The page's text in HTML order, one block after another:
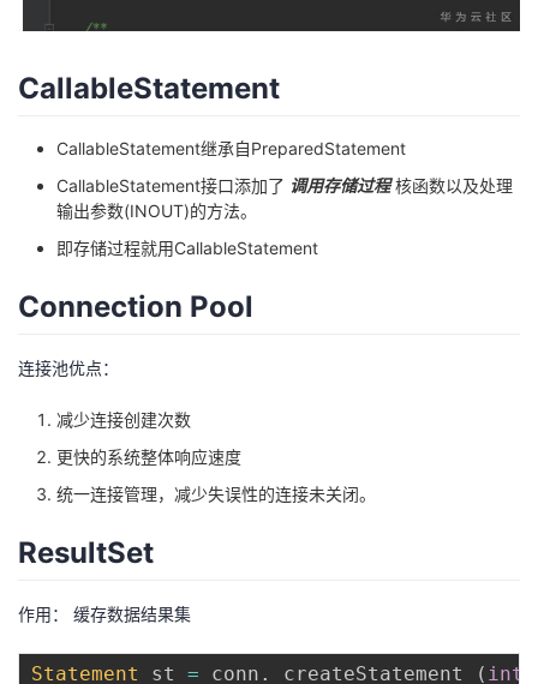
CallableStatement
CallableStatement继承自PreparedStatement
CallableStatement接口添加了 调用存储过程核函数以及处理
输出参数(INOUT)的方法。
即存储过程就用CallableStatement
Connection Pool
连接池优点：
减少连接创建次数
更快的系统整体响应速度
统一连接管理，减少失误性的连接未关闭。
ResultSet
作用： 缓存数据结果集
Statement st = conn . createStatement ( int